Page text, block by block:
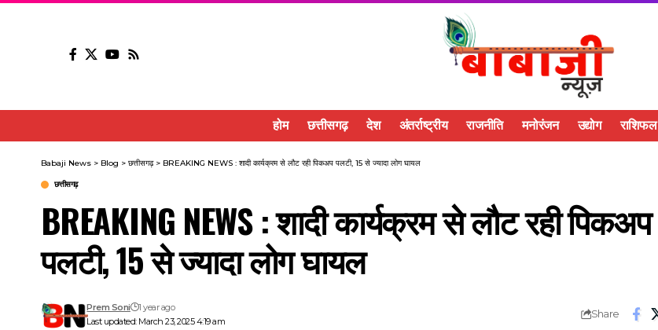
होम छत्तीसगढ़ देश अंतर्राष्ट्रीय राजनीति मनोरंजन उद्योग राशिफल
Babaji News > Blog > छत्तीसगढ़> BREAKING NEWS : शादी कार्यक्रम से लौट रही पिकअप पलटी, 15 से ज्यादा लोग घायल
छत्तीसगढ़
BREAKING NEWS : शादी कार्यक्रम से लौट रही पिकअप
पलटी, 15 से ज्यादा लोग घायल
Last updated: March 23, 2025 4:19 am
Prem Soni 1 year ago
Share